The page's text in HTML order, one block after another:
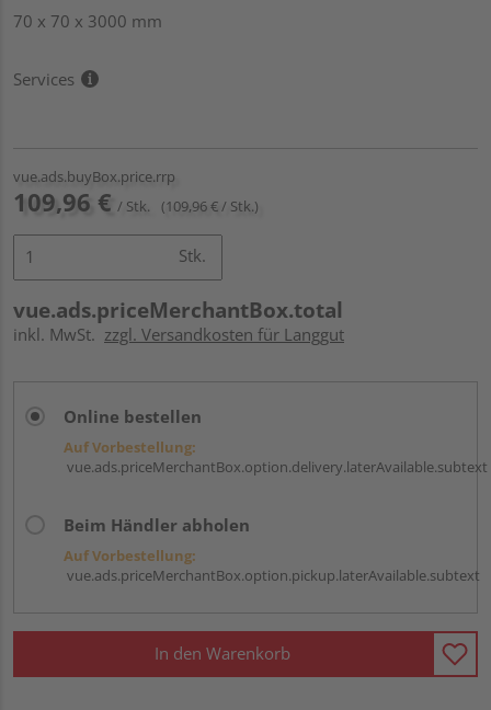
70 x 70 x 3000 mm
Services
vue.ads.buyBox.price.rrp
109,96 € / Stk. (109,96 € / Stk.)
Stk.
vue.ads.priceMerchantBox.total
inkl. MwSt. zzgl. Versandkosten für Langgut
Online bestellen
Auf Vorbestellung:
vue.ads.priceMerchantBox.option.delivery.laterAvailable.subtext
Beim Händler abholen
Auf Vorbestellung:
vue.ads.priceMerchantBox.option.pickup.laterAvailable.subtext
In den Warenkorb